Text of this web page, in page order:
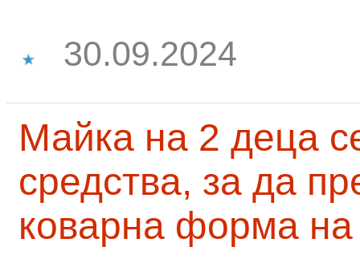
30.09.2024
Майка на 2 деца
средства, за да
коварна форма на